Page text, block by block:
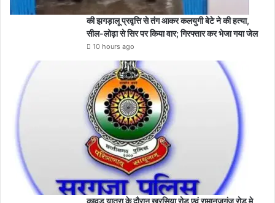
की झगड़ालू प्रवृत्ति से तंग आकर कलयुगी बेटे ने की हत्या,
सील-लोढ़ा से सिर पर किया वार; गिरफ्तार कर भेजा गया जेल
10 hours ago